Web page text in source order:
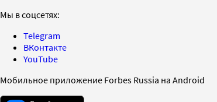
Мы в соцсетях:
Telegram
ВКонтакте
YouTube
Мобильное приложение Forbes Russia на Android